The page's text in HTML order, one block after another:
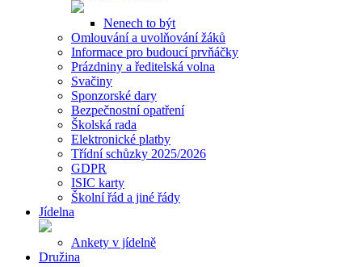
Nenech to být
Omlouvání a uvolňování žáků
Informace pro budoucí prvňáčky
Prázdniny a ředitelská volna
Svačiny
Sponzorské dary
Bezpečnostní opatření
Školská rada
Elektronické platby
Třídní schůzky 2025/2026
GDPR
ISIC karty
Školní řád a jiné řády
Jídelna
Ankety v jídelně
Družina